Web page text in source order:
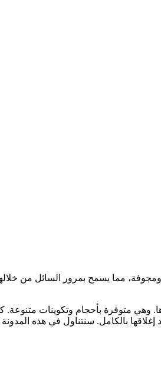
مما يسمح بمرور السائل من
وهي متوفرة بأحجام وتكوينات
بالكامل. سنتناول في هذه